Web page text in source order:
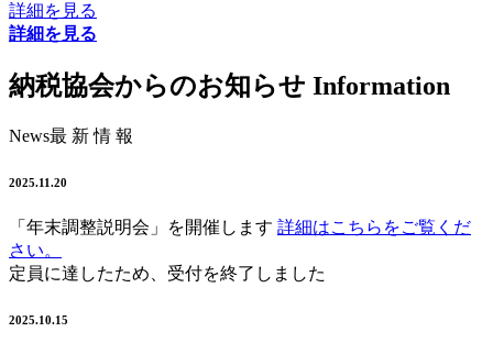
詳細を見る
詳細を見る
納税協会からのお知らせ Information
News最 新 情 報
2025.11.20
「年末調整説明会」 を開催します 詳細はこちらをご覧くだ
さい。
定員に達したため、受付を終了しました
2025.10.15